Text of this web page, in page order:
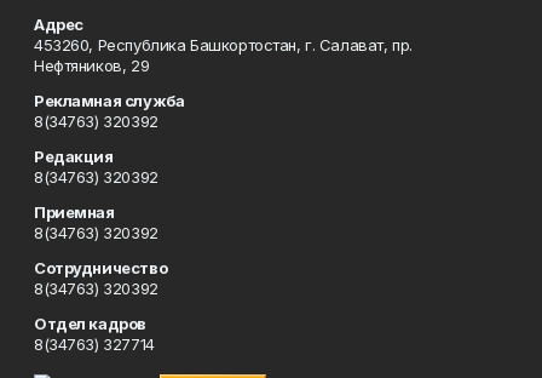
Адрес
453260, Республика Башкортостан, г. Салават, пр.
Нефтяников, 29
Рекламная служба
8(34763) 320392
Редакция
8(34763) 320392
Приемная
8(34763) 320392
Сотрудничество
8(34763) 320392
Отдел кадров
8(34763) 327714